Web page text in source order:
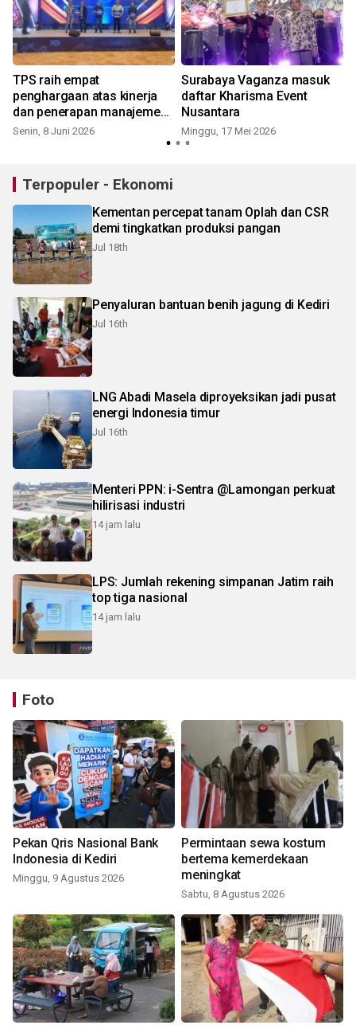
TPS raih empat
penghargaan atas kinerja
dan penerapan manajemen
risiko
Senin, 8 Juni 2026
Surabaya Vaganza masuk
daftar Kharisma Event
Nusantara
Minggu, 17 Mei 2026
Terpopuler - Ekonomi
Kementan percepat tanam Oplah dan CSR
demi tingkatkan produksi pangan
Jul 18th
Penyaluran bantuan benih jagung di Kediri
Jul 16th
LNG Abadi Masela diproyeksikan jadi pusat
energi Indonesia timur
Jul 16th
Menteri PPN: i-Sentra @Lamongan perkuat
hilirisasi industri
14 jam lalu
LPS: Jumlah rekening simpanan Jatim raih
top tiga nasional
14 jam lalu
Foto
Pekan Qris Nasional Bank
Indonesia di Kediri
Minggu, 9 Agustus 2026
Permintaan sewa kostum
bertema kemerdekaan
meningkat
Sabtu, 8 Agustus 2026